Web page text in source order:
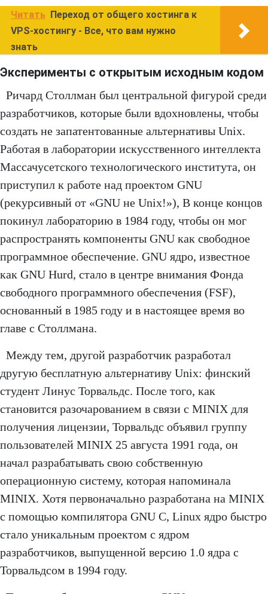
Читать
Переход от общего хостинга к
VPS-хостингу - Все, что вам нужно
знать
Эксперименты с открытым исходным кодом
Ричард Столлман был центральной фигурой среди
разработчиков, которые были вдохновлены, чтобы
создать не запатентованные альтернативы Unix.
Работая в лаборатории искусственного интеллекта
Массачусетского технологического института, он
приступил к работе над проектом GNU
(рекурсивный от «GNU не Unix!»), В конце концов
покинул лабораторию в 1984 году, чтобы он мог
распространять компоненты GNU как свободное
программное обеспечение. GNU ядро, известное
как GNU Hurd, стало в центре внимания Фонда
свободного программного обеспечения (FSF),
основанный в 1985 году и в настоящее время во
главе с Столлмана.
Между тем, другой разработчик разработал
другую бесплатную альтернативу Unix: финский
студент Линус Торвальдс. После того, как
становится разочарованием в связи с MINIX для
получения лицензии, Торвальдс объявил группу
пользователей MINIX 25 августа 1991 года, он
начал разрабатывать свою собственную
операционную систему, которая напоминала
MINIX. Хотя первоначально разработана на MINIX
с помощью компилятора GNU C, Linux ядро ​​быстро
стало уникальным проектом с ядром
разработчиков, выпущенной версию 1.0 ядра с
Торвальдсом в 1994 году.